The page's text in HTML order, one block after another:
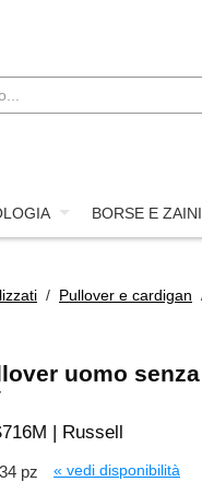
BORSE E ZAINI
/ Pullover e cardigan
uomo
| Russell
pz « vedi disponibilità